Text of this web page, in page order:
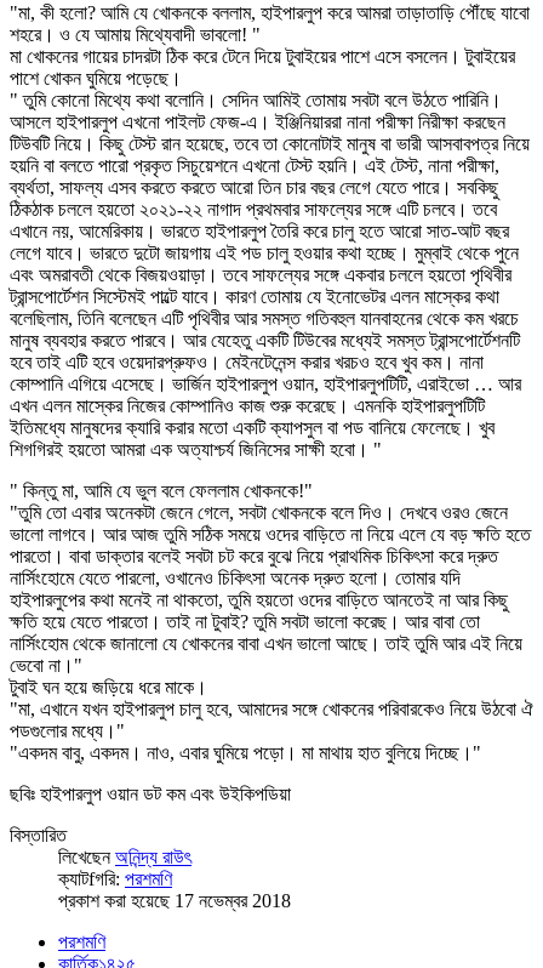
"মা, কী হলো? আমি যে খোকনকে বললাম, হাইপারলুপ করে আমরা তাড়াতাড়ি পৌঁছে যাবো
শহরে। ও যে আমায় মিথ্যেবাদী ভাবলো! "
মা খোকনের গায়ের চাদরটা ঠিক করে টেনে দিয়ে টুবাইয়ের পাশে এসে বসলেন। টুবাইয়ের
পাশে খোকন ঘুমিয়ে পড়েছে।
" তুমি কোনো মিথ্যে কথা বলোনি। সেদিন আমিই তোমায় সবটা বলে উঠতে পারিনি।
আসলে হাইপারলুপ এখনো পাইলট ফেজ-এ। ইঞ্জিনিয়াররা নানা পরীক্ষা নিরীক্ষা করছেন
টিউবটি নিয়ে। কিছু টেস্ট রান হয়েছে, তবে তা কোনোটাই মানুষ বা ভারী আসবাবপত্র নিয়ে
হয়নি বা বলতে পারো প্রকৃত সিচুয়েশনে এখনো টেস্ট হয়নি। এই টেস্ট, নানা পরীক্ষা,
ব্যর্থতা, সাফল্য এসব করতে করতে আরো তিন চার বছর লেগে যেতে পারে। সবকিছু
ঠিকঠাক চললে হয়তো ২০২১-২২ নাগাদ প্রথমবার সাফল্যের সঙ্গে এটি চলবে। তবে
এখানে নয়, আমেরিকায়। ভারতে হাইপারলুপ তৈরি করে চালু হতে আরো সাত-আট বছর
লেগে যাবে। ভারতে দুটো জায়গায় এই পড চালু হওয়ার কথা হচ্ছে। মুম্বাই থেকে পুনে
এবং অমরাবতী থেকে বিজয়ওয়াড়া। তবে সাফল্যের সঙ্গে একবার চললে হয়তো পৃথিবীর
ট্রান্সপোর্টেশন সিস্টেমই পাল্টে যাবে। কারণ তোমায় যে ইনোভেটর এলন মাস্কের কথা
বলেছিলাম, তিনি বলেছেন এটি পৃথিবীর আর সমস্ত গতিবহুল যানবাহনের থেকে কম খরচে
মানুষ ব্যবহার করতে পারবে। আর যেহেতু একটি টিউবের মধ্যেই সমস্ত ট্রান্সপোর্টেশনটি
হবে তাই এটি হবে ওয়েদারপ্রুফও। মেইনটেনেন্স করার খরচও হবে খুব কম। নানা
কোম্পানি এগিয়ে এসেছে। ভার্জিন হাইপারলুপ ওয়ান, হাইপারলুপটিটি, এরাইভো … আর
এখন এলন মাস্কের নিজের কোম্পানিও কাজ শুরু করেছে। এমনকি হাইপারলুপটিটি
ইতিমধ্যে মানুষদের ক্যারি করার মতো একটি ক্যাপসুল বা পড বানিয়ে ফেলেছে। খুব
শিগগিরই হয়তো আমরা এক অত্যাশ্চর্য জিনিসের সাক্ষী হবো। "
" কিন্তু মা, আমি যে ভুল বলে ফেললাম খোকনকে!"
"তুমি তো এবার অনেকটা জেনে গেলে, সবটা খোকনকে বলে দিও। দেখবে ওরও জেনে
ভালো লাগবে। আর আজ তুমি সঠিক সময়ে ওদের বাড়িতে না নিয়ে এলে যে বড় ক্ষতি হতে
পারতো। বাবা ডাক্তার বলেই সবটা চট করে বুঝে নিয়ে প্রাথমিক চিকিৎসা করে দ্রুত
নার্সিংহোমে যেতে পারলো, ওখানেও চিকিৎসা অনেক দ্রুত হলো। তোমার যদি
হাইপারলুপের কথা মনেই না থাকতো, তুমি হয়তো ওদের বাড়িতে আনতেই না আর কিছু
ক্ষতি হয়ে যেতে পারতো। তাই না টুবাই? তুমি সবটা ভালো করেছ। আর বাবা তো
নার্সিংহোম থেকে জানালো যে খোকনের বাবা এখন ভালো আছে। তাই তুমি আর এই নিয়ে
ভেবো না।"
টুবাই ঘন হয়ে জড়িয়ে ধরে মাকে।
"মা, এখানে যখন হাইপারলুপ চালু হবে, আমাদের সঙ্গে খোকনের পরিবারকেও নিয়ে উঠবো ঐ
পডগুলোর মধ্যে।"
"একদম বাবু, একদম। নাও, এবার ঘুমিয়ে পড়ো। মা মাথায় হাত বুলিয়ে দিচ্ছে।"
ছবিঃ হাইপারলুপ ওয়ান ডট কম এবং উইকিপডিয়া
বিস্তারিত
লিখেছেনঅনিন্দ্য রাউৎ
ক্যাটfগরি: পরশমণি
প্রকাশ করা হয়েছে 17 নভেম্বর 2018
পরশমণি
কার্তিক১৪২৫